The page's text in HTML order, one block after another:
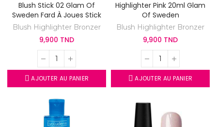
Blush Stick 02 Glam Of
Sweden Fard À Joues Stick
Blush Highlighter Bronzer
9,900 TND
AJOUTER AU PANIER
Highlighter Pink 20ml Glam
Of Sweden
Blush Highlighter Bronzer
9,900 TND
AJOUTER AU PANIER